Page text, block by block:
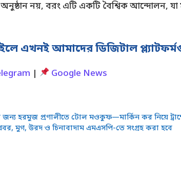
নয়, বরং এটি একটি বৈশ্বিক আন্দোলন,
এখনই আমাদের ডিজিটাল
| Google News
হরমুজ প্রণালীতে টোল মওকুফ—মার্কিন কর নিয়ে
মুগ, উরদ ও চিনাবাদাম এমএসপি-তে সংগ্রহ করা হবে